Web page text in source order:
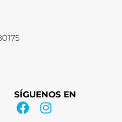
SÍGUENOS EN